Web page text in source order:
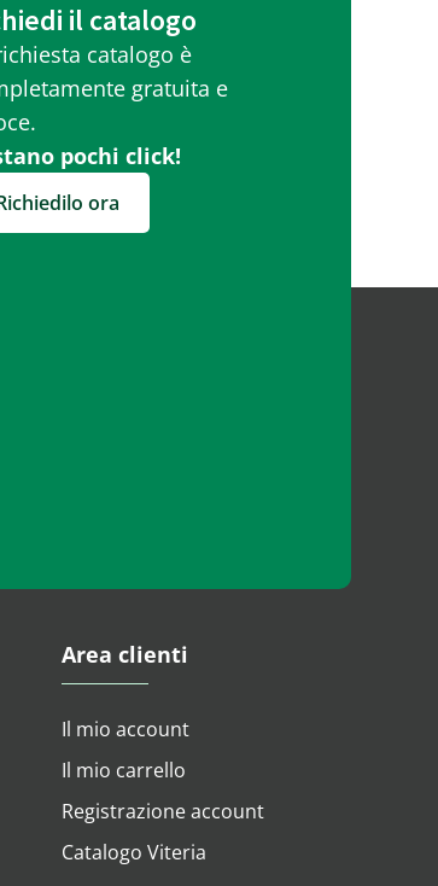
il catalogo
catalogo è
gratuita e
pochi click!
ora
Area clienti
Il mio account
Il mio carrello
Registrazione account
Catalogo Viteria